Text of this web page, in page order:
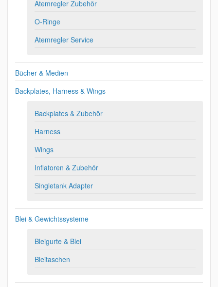
Atemregler Zubehör
O-Ringe
Atemregler Service
Bücher & Medien
Backplates, Harness & Wings
Backplates & Zubehör
Harness
Wings
Inflatoren & Zubehör
Singletank Adapter
Blei & Gewichtssysteme
Bleigurte & Blei
Bleitaschen